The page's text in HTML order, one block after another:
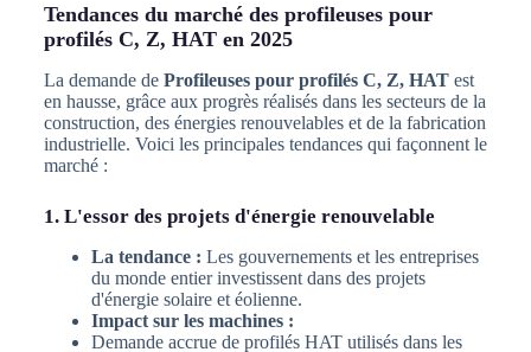
Tendances du marché des profileuses pour
profilés C, Z, HAT en 2025
La demande de Profileuses pour profilés C, Z, HATest
en hausse, grâce aux progrès réalisés dans les secteurs de la
construction, des énergies renouvelables et de la fabrication
industrielle. Voici les principales tendances qui façonnent le
marché :
1. L'essor des projets d'énergie renouvelable
La tendance : Les gouvernements et les entreprises
du monde entier investissent dans des projets
d'énergie solaire et éolienne.
Impact sur les machines :
Demande accrue de profilés HAT utilisés dans les